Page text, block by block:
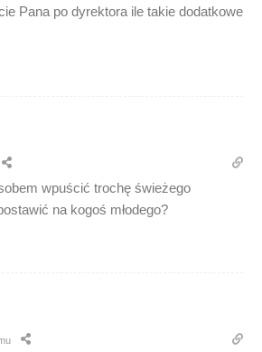
Pana po dyrektora ile takie dodatkowe
wpuścić trochę świeżego
na kogoś młodego?